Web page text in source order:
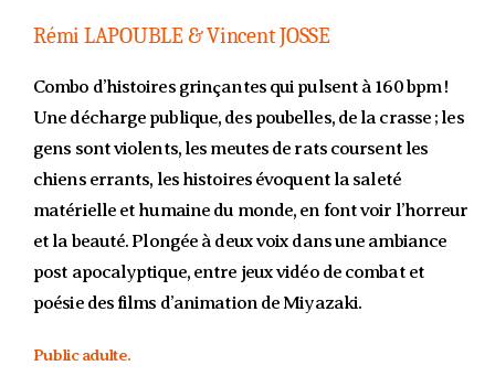
Rémi LAPOUBLE & Vincent JOSSE
Combo d’histoires grinçantes qui pulsent à 160 bpm !
Une décharge publique, des poubelles, de la crasse ; les
gens sont violents, les meutes de rats coursent les
chiens errants, les histoires évoquent la saleté
matérielle et humaine du monde, en font voir l’horreur
et la beauté. Plongée à deux voix dans une ambiance
post apocalyptique, entre jeux vidéo de combat et
poésie des films d’animation de Miyazaki.
Public adulte.